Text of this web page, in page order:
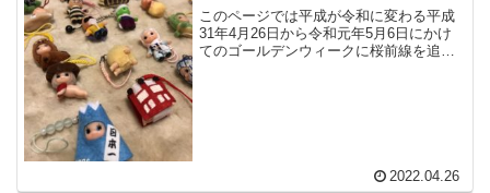
このページでは平成が令和に変わる平成
31年4月26日から令和元年5月6日にかけ
てのゴールデンウィークに桜前線を追い
2022.04.26